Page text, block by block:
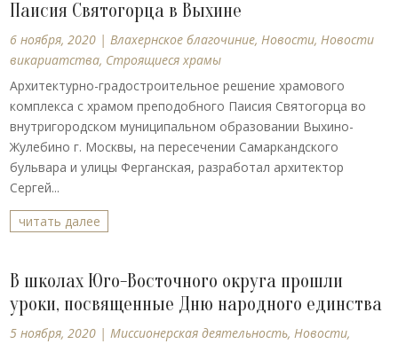
Паисия Святогорца в Выхине
6 ноября, 2020 |Влахернское благочиние,Новости,Новости
викариатства, Строящиеся храмы
Архитектурно-градостроительное решение храмового
комплекса с храмом преподобного Паисия Святогорца во
внутригородском муниципальном образовании Выхино-
Жулебино г. Москвы, на пересечении Самаркандского
бульвара и улицы Ферганская, разработал архитектор
Сергей...
читать далее
В школах Юго-Восточного округа прошли
уроки, посвященные Дню народного единства
5 ноября, 2020 |Миссионерская деятельность,Новости,